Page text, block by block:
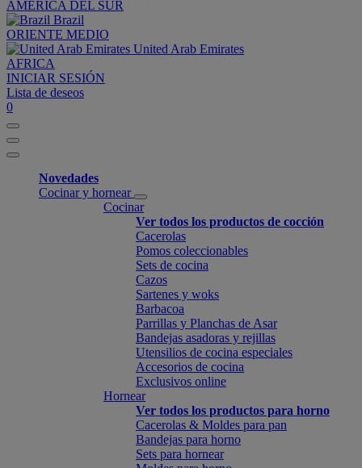
AMÉRICA DEL SUR
Brazil
ORIENTE MEDIO
United Arab Emirates
AFRICA
INICIAR SESIÓN
Lista de deseos
0
Novedades
Cocinar y hornear
Cocinar
Ver todos los productos de cocción
Cacerolas
Pomos coleccionables
Sets de cocina
Cazos
Sartenes y woks
Barbacoa
Parrillas y Planchas de Asar
Bandejas asadoras y rejillas
Utensilios de cocina especiales
Accesorios de cocina
Exclusivos online
Hornear
Ver todos los productos para horno
Cacerolas & Moldes para pan
Bandejas para horno
Sets para hornear